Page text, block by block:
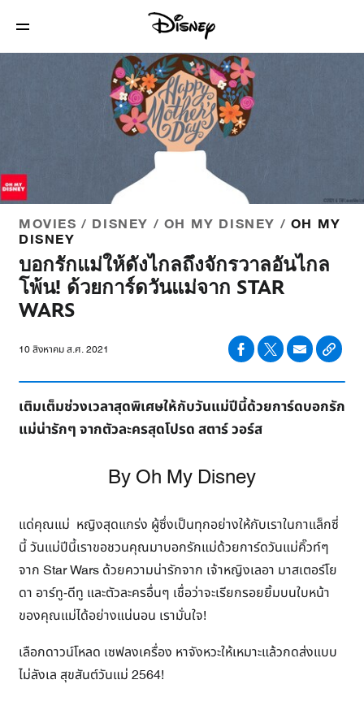
MOVIES / DISNEY / OH MY DISNEY / OH MY
DISNEY
บอกรักแม่ให้ดังไกลถึงจักรวาลอันไกล
โพ้น! ด้วยการ์ดวันแม่จาก STAR
WARS
10 สิงหาคม ส.ศ. 2021
เติมเต็มช่วงเวลาสุดพิเศษให้กับวันแม่ปีนี้ด้วยการ์ดบอกรัก
แม่น่ารักๆ จากตัวละครสุดโปรด สตาร์ วอร์ส
By Oh My Disney
แด่คุณแม่ หญิงสุดแกร่ง ผู้ซึ่งเป็นทุกอย่างให้กับเราในกาแล็กซี่
นี้ วันแม่ปีนี้เราขอชวนคุณมาบอกรักแม่ด้วยการ์ดวันแม่คิ๊วท์ๆ
จาก Star Wars ด้วยความน่ารักจาก เจ้าหญิงเลอา มาสเตอร์โย
ดา อาร์ทู-ดีทู และตัวละครอื่นๆ เชื่อว่าจะเรียกรอยยิ้มบนใบหน้า
ของคุณแม่ได้อย่างแน่นอน เรามั่นใจ!
เลือกดาวน์โหลด เซฟลงเครื่อง หาจังหวะให้เหมาะแล้วกดส่งแบบ
ไม่ลังเล สุขสันต์วันแม่ 2564!